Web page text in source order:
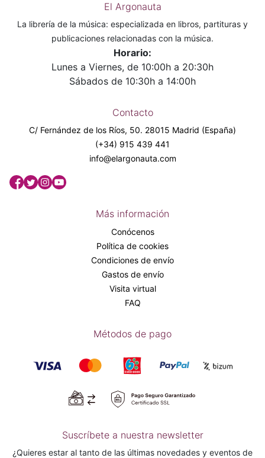
El Argonauta
La librería de la música: especializada en libros, partituras y
publicaciones relacionadas con la música.
Horario:
Lunes a Viernes, de 10:00h a 20:30h
Sábados de 10:30h a 14:00h
Contacto
C/ Fernández de los Ríos, 50. 28015 Madrid (España)
(+34) 915 439 441
info@elargonauta.com
Más información
Conócenos
Política de cookies
Condiciones de envío
Gastos de envío
Visita virtual
FAQ
Métodos de pago
Suscríbete a nuestra newsletter
¿Quieres estar al tanto de las últimas novedades y eventos de